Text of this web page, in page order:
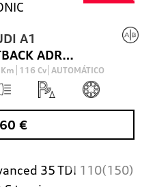
A1
AUDI A1 SPORTBACK ADRENALIN EDITION 30 TFSI 85(116) KW(CV) S TRONIC
Km 116 Cv AUTOMÁTICO
€